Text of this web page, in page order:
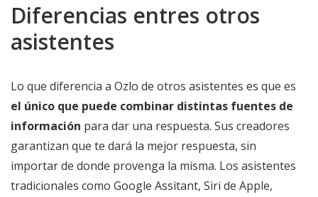
Diferencias entres otros
asistentes
Lo que diferencia a Ozlo de otros asistentes es que es
el único que puede combinar distintas fuentes de
información para dar una respuesta. Sus creadores
garantizan que te dará la mejor respuesta, sin
importar de donde provenga la misma. Los asistentes
tradicionales como Google Assitant, Siri de Apple,